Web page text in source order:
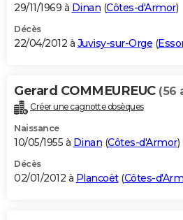
29/11/1969 à Dinan (Côtes-d'Armor)
Décès
22/04/2012 à Juvisy-sur-Orge (
Gerard COMMEUREUC (56
Créer une cagnotte obsèques
Naissance
10/05/1955 à Dinan (Côtes-d'Armor)
Décès
02/01/2012 à Plancoët(Côtes-